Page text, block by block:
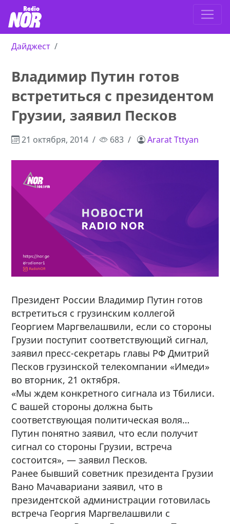
Дайджест
Владимир Путин готов
встретиться с президентом
Грузии, заявил Песков
21 октября, 2014 683 Ararat Tttyan
Президент России Владимир Путин готов
встретиться с грузинским коллегой
Георгием Маргвелашвили, если со стороны
Грузии поступит соответствующий сигнал,
заявил пресс-секретарь главы РФ Дмитрий
Песков грузинской телекомпании «Имеди»
во вторник, 21 октября.
«Мы ждем конкретного сигнала из Тбилиси.
С вашей стороны должна быть
соответствующая политическая воля…
Путин понятно заявил, что если получит
сигнал со стороны Грузии, встреча
состоится», — заявил Песков.
Ранее бывший советник президента Грузии
Вано Мачавариани заявил, что в
президентской администрации готовилась
встреча Георгия Маргвелашвили с